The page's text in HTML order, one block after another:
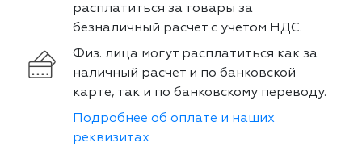
расплатиться за товары за
безналичный расчет с учетом НДС.
Физ. лица могут расплатиться как за
наличный расчет и по банковской
карте, так и по банковскому переводу.
Подробнее об оплате и наших
реквизитах